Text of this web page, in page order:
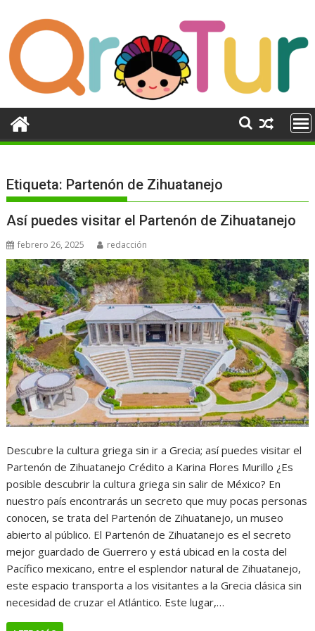
contenido
Etiqueta: Partenón de Zihuatanejo
Así puedes visitar el Partenón de Zihuatanejo
febrero 26, 2025 redacción
Descubre la cultura griega sin ir a Grecia; así puedes visitar el
Partenón de Zihuatanejo Crédito a Karina Flores Murillo ¿Es
posible descubrir la cultura griega sin salir de México? En
nuestro país encontrarás un secreto que muy pocas personas
conocen, se trata del Partenón de Zihuatanejo, un museo
abierto al público. El Partenón de Zihuatanejo es el secreto
mejor guardado de Guerrero y está ubicad en la costa del
Pacífico mexicano, entre el esplendor natural de Zihuatanejo,
este espacio transporta a los visitantes a la Grecia clásica sin
necesidad de cruzar el Atlántico. Este lugar,…